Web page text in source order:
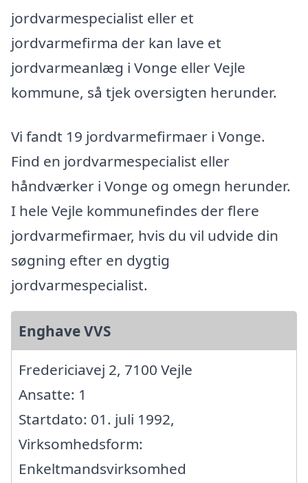
jordvarmespecialist eller et
jordvarmefirma der kan lave et
jordvarmeanlæg i Vonge eller Vejle
kommune, så tjek oversigten herunder.
Vi fandt 19 jordvarmefirmaer i Vonge.
Find en jordvarmespecialist eller
håndværker i Vonge og omegn herunder.
I hele Vejle kommunefindes der flere
jordvarmefirmaer, hvis du vil udvide din
søgning efter en dygtig
jordvarmespecialist.
Enghave VVS
Fredericiavej 2, 7100 Vejle
Ansatte: 1
Startdato: 01. juli 1992,
Virksomhedsform:
Enkeltmandsvirksomhed